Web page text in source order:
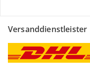
Versanddienstleister